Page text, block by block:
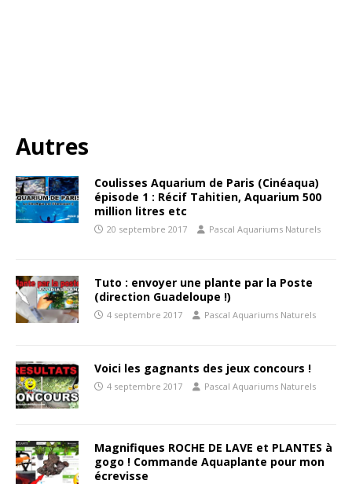
Autres
Coulisses Aquarium de Paris (Cinéaqua)
épisode 1 : Récif Tahitien, Aquarium 500
million litres etc
20 septembre 2017 Pascal Aquariums Naturels
Tuto : envoyer une plante par la Poste
(direction Guadeloupe !)
4 septembre 2017 Pascal Aquariums Naturels
Voici les gagnants des jeux concours !
4 septembre 2017 Pascal Aquariums Naturels
Magnifiques ROCHE DE LAVE et PLANTES à
gogo ! Commande Aquaplante pour mon
écrevisse